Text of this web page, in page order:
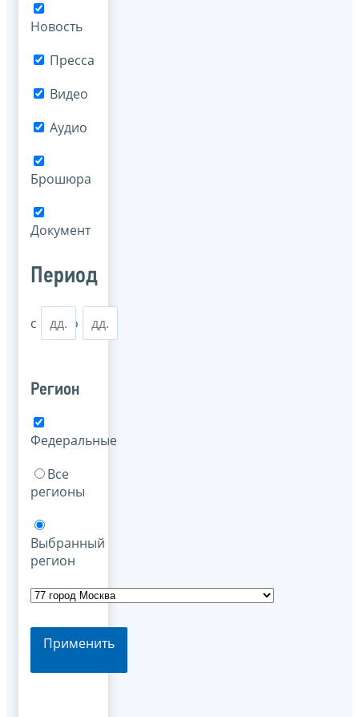
Новость
Пресса
Видео
Аудио
Брошюра
Документ
Период
с по
Регион
Федеральные
Все
регионы
Выбранный
регион
Применить